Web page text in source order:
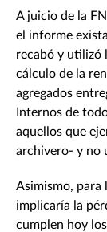
A juicio de la
el informe
recabó y utilizó
cálculo de la
agregados
Internos de
aquellos que
archivero- y no
Asimismo, para
implicaría la
cumplen hoy